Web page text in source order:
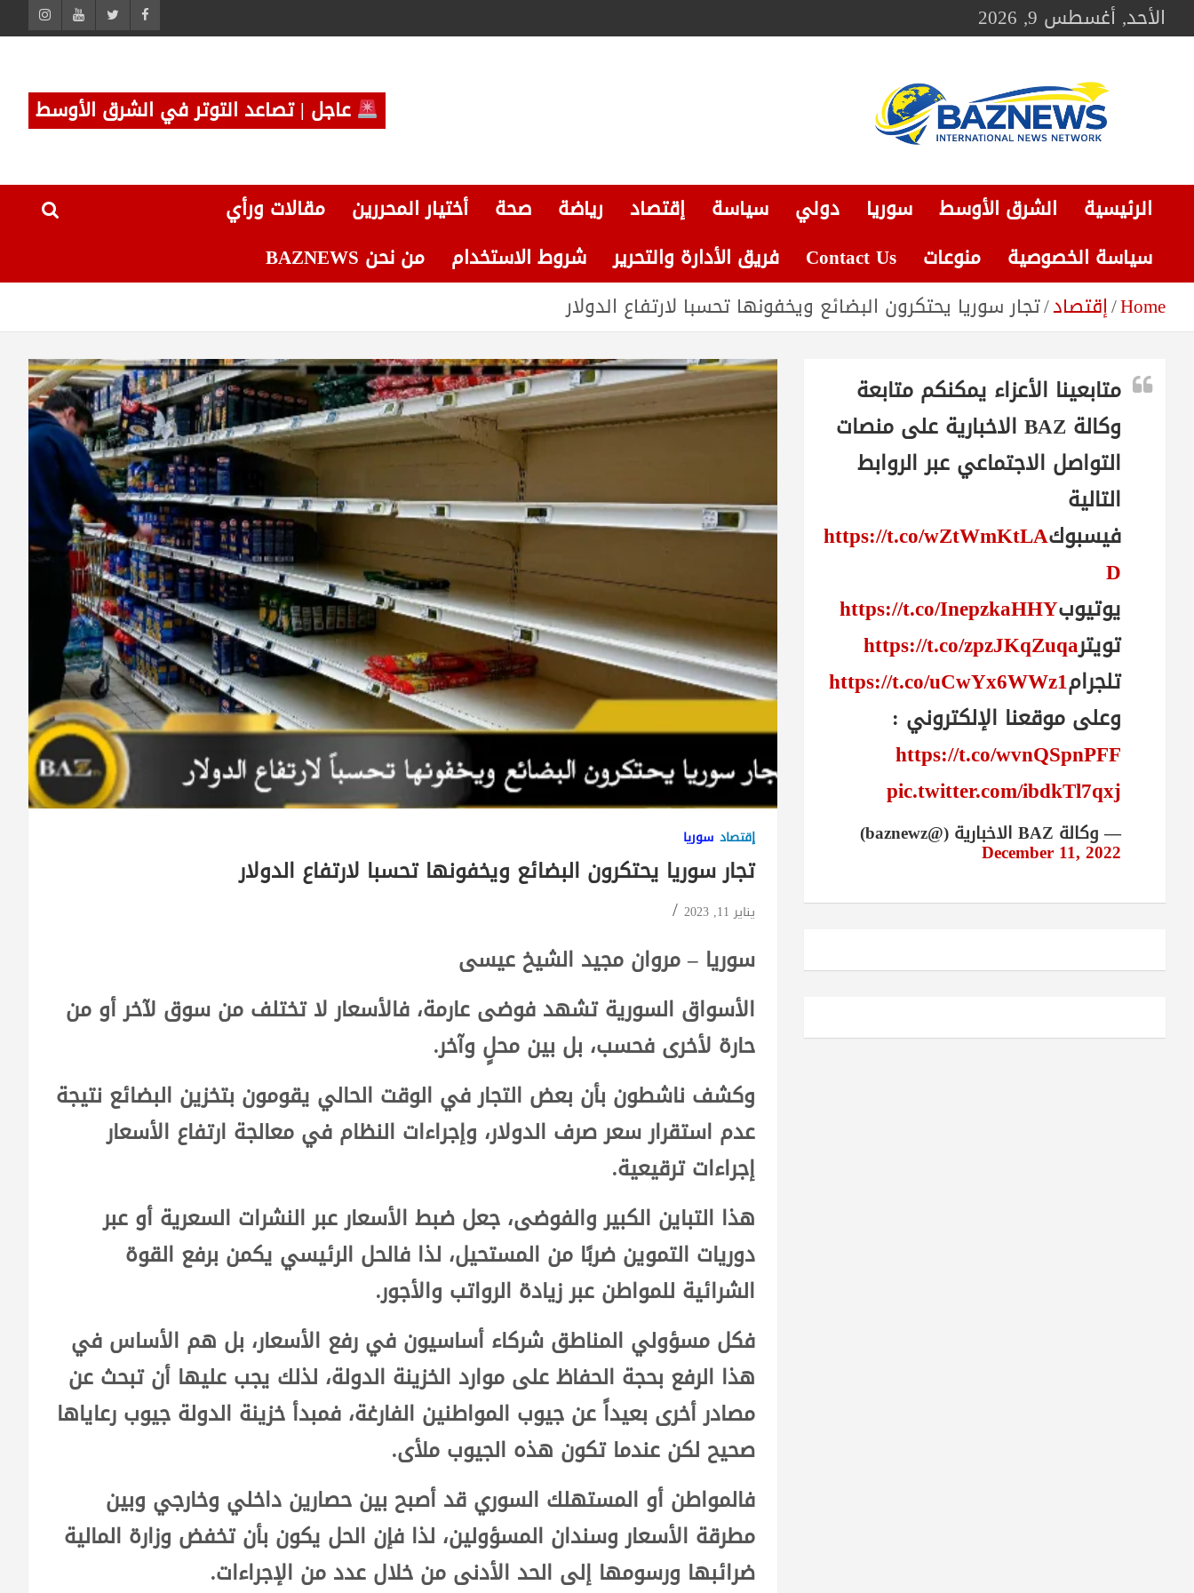
Skip
to الأحد, أغسطس 9, 2026
شبكة باز الإخبارية
عاجل | تصاعد التوتر في الشرق الأوسط
الرئيسية الشرق الأوسط سوريا دولي سياسة إقتصاد رياضة صحة أختيار المحررين
مقالات ورأي
سياسة الخصوصية
منوعات Contact Us فريق الأدارة والتحرير شروط الاستخدام
من نحن BAZNEWS
Home إقتصاد تجار سوريا يحتكرون البضائع ويخفونها تحسبا لارتفاع الدولار
إقتصاد سوريا
تجار سوريا يحتكرون البضائع ويخفونها تحسبا لارتفاع الدولار
يناير 11, 2023
سوريا – مروان مجيد الشيخ عيسى
الأسواق السورية تشهد فوضى عارمة، فالأسعار لا تختلف من سوق لآخر أو من
حارة لأخرى فحسب، بل بين محلٍ وآخر.
وكشف ناشطون بأن بعض التجار في الوقت الحالي يقومون بتخزين البضائع نتيجة
عدم استقرار سعر صرف الدولار، وإجراءات النظام في معالجة ارتفاع الأسعار
إجراءات ترقيعية.
هذا التباين الكبير والفوضى، جعل ضبط الأسعار عبر النشرات السعرية أو عبر
دوريات التموين ضربًا من المستحيل، لذا فالحل الرئيسي يكمن برفع القوة
الشرائية للمواطن عبر زيادة الرواتب والأجور.
فكل مسؤولي المناطق شركاء أساسيون في رفع الأسعار، بل هم الأساس في
هذا الرفع بحجة الحفاظ على موارد الخزينة الدولة، لذلك يجب عليها أن تبحث عن
مصادر أخرى بعيداً عن جيوب المواطنين الفارغة، فمبدأ خزينة الدولة جيوب رعاياها
صحيح لكن عندما تكون هذه الجيوب ملأى.
فالمواطن أو المستهلك السوري قد أصبح بين حصارين داخلي وخارجي وبين
مطرقة الأسعار وسندان المسؤولين، لذا فإن الحل يكون بأن تخفض وزارة المالية
ضرائبها ورسومها إلى الحد الأدنى من خلال عدد من الإجراءات.
متابعينا الأعزاء يمكنكم متابعة
وكالة BAZ الاخبارية على منصات
التواصل الاجتماعي عبر الروابط
التالية
فيسبوكhttps://t.co/wZtWmKtLA
D
يوتيوبhttps://t.co/InepzkaHHY
تويترhttps://t.co/zpzJKqZuqa
تلجرامhttps://t.co/uCwYx6WWz1
وعلى موقعنا الإلكتروني :
https://t.co/wvnQSpnPFF
pic.twitter.com/ibdkTl7qxj
— وكالة BAZ الاخبارية (@baznewz)
December 11, 2022